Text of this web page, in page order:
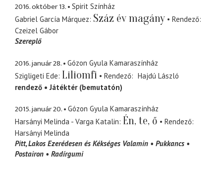
2016. október 13.
Spirit Színház
Gabriel García Márquez Száz év magány
Rendező
Czeizel Gábor
Szereplő
2016. január 28.
Gózon Gyula Kamaraszínház
Szigligeti Ede Liliomfi Rendező
Hajdú László
rendező
Játéktér (bemutatón)
2015. január 20.
Gózon Gyula Kamaraszínház
Harsányi Melinda - Varga Katalin Én, te, ő
Rendező
Harsányi Melinda
Pitt Lakos Ezerédesen és Kékséges Valamin
Pukkancs
Postairon
Radírgumi